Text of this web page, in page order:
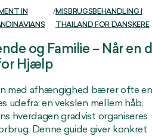
IN
/MISBRUGSBEHANDLING I
THAILAND FOR DANSKERE
og Familie – Når en
Hjælp
med afhængighed bærer ofte en
udefra: en vekslen mellem håb,
hverdagen gradvist organiseres
Denne guide giver konkret